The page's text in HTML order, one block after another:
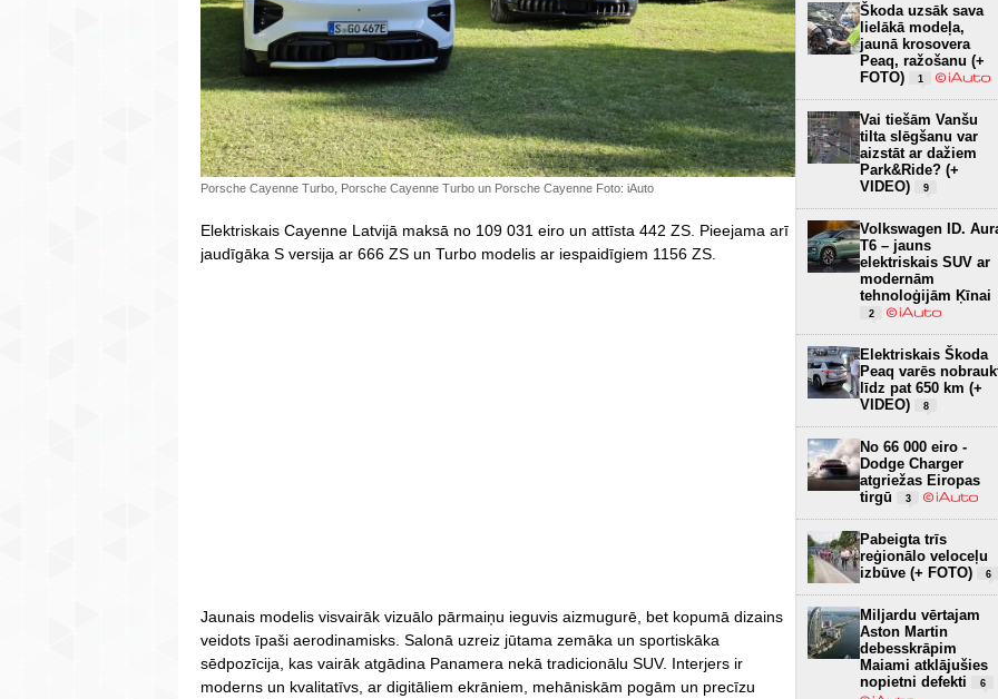
Porsche Cayenne Turbo, Porsche Cayenne Turbo un Porsche Cayenne Foto: iAuto
Elektriskais Cayenne Latvijā maksā no 109 031 eiro un attīsta 442 ZS. Pieejama arī
jaudīgāka S versija ar 666 ZS un Turbo modelis ar iespaidīgiem 1156 ZS.
Jaunais modelis visvairāk vizuālo pārmaiņu ieguvis aizmugurē, bet kopumā dizains
veidots īpaši aerodinamisks. Salonā uzreiz jūtama zemāka un sportiskāka
sēdpozīcija, kas vairāk atgādina Panamera nekā tradicionālu SUV. Interjers ir
moderns un kvalitatīvs, ar digitāliem ekrāniem, mehāniskām pogām un precīzu
Škoda uzsāk sava
lielākā modeļa,
jaunā krosovera
Peaq, ražošanu (+
FOTO)
1
Vai tiešām Vanšu
tilta slēgšanu var
aizstāt ar dažiem
Park&Ride? (+
VIDEO)
9
Volkswagen ID.
T6 – jauns
elektriskais SUV ar
modernām
tehnoloģijām Ķīnai
2
Elektriskais Škoda
Peaq varēs
līdz pat 650 km (+
VIDEO)
8
No 66 000 eiro -
Dodge Charger
atgriežas Eiropas
tirgū
3
Pabeigta trīs
reģionālo veloceļu
izbūve (+ FOTO)
6
Miljardu vērtajam
Aston Martin
debesskrāpim
Maiami atklājušies
nopietni defekti
6